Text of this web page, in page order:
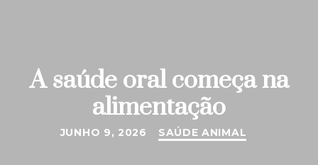
A saúde oral começa na
alimentação
JUNHO 9, 2026 SAÚDE ANIMAL